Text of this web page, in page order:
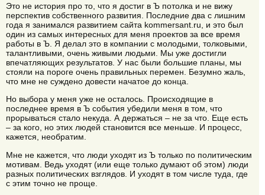
Это не история про то, что я достиг в Ъ потолка и не вижу
перспектив собственного развития. Последние два с лишним
года я занимался развитием сайта kommersant.ru, и это был
один из самых интересных для меня проектов за все время
работы в Ъ. Я делал это в компании с молодыми, толковыми,
талантливыми, очень живыми людьми. Мы уже достигли
впечатляющих результатов. У нас были большие планы, мы
стояли на пороге очень правильных перемен. Безумно жаль,
что мне не суждено довести начатое до конца.
Но выбора у меня уже не осталось. Происходящие в
последнее время в Ъ события убедили меня в том, что
прорываться стало некуда. А держаться – не за что. Еще есть
– за кого, но этих людей становится все меньше. И процесс,
кажется, необратим.
Мне не кажется, что люди уходят из Ъ только по политическим
мотивам. Ведь уходят (или еще только думают об этом) люди
разных политических взглядов. И уходят в том числе туда, где
с этим точно не проще.